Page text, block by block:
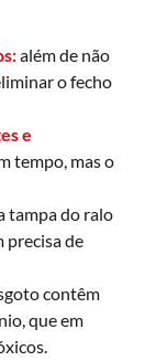
além de não
o fecho
e
tempo, mas o
tampa do ralo
precisa de
contêm
que em